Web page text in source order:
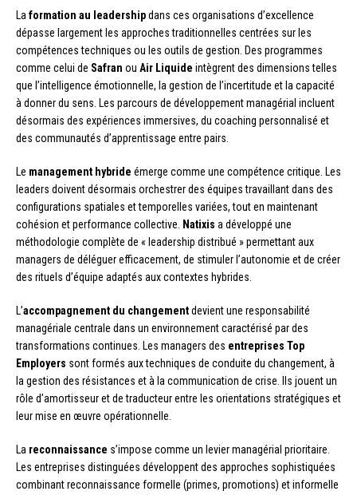
La formation au leadershipdans ces organisations d’excellence
dépasse largement les approches traditionnelles centrées sur les
compétences techniques ou les outils de gestion. Des programmes
comme celui de Safran ou Air Liquide intègrent des dimensions telles
que l’intelligence émotionnelle, la gestion de l’incertitude et la capacité
à donner du sens. Les parcours de développement managérial incluent
désormais des expériences immersives, du coaching personnalisé et
des communautés d’apprentissage entre pairs.
Le management hybride émerge comme une compétence critique. Les
leaders doivent désormais orchestrer des équipes travaillant dans des
configurations spatiales et temporelles variées, tout en maintenant
cohésion et performance collective.
Natixis a développé une
méthodologie complète de « leadership distribué » permettant aux
managers de déléguer efficacement, de stimuler l’autonomie et de créer
des rituels d’équipe adaptés aux contextes hybrides.
L’accompagnement du changementdevient une responsabilité
managériale centrale dans un environnement caractérisé par des
transformations continues. Les managers des entreprises Top
Employers sont formés aux techniques de conduite du changement, à
la gestion des résistances et à la communication de crise. Ils jouent un
rôle d’amortisseur et de traducteur entre les orientations stratégiques et
leur mise en œuvre opérationnelle.
La reconnaissance s’impose comme un levier managérial prioritaire.
Les entreprises distinguées développent des approches sophistiquées
combinant reconnaissance formelle (primes, promotions) et informelle